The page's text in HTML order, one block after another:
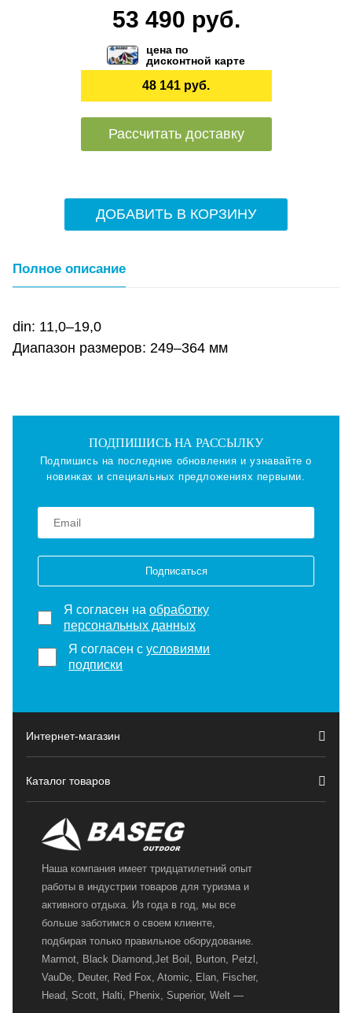
53 490 руб.
цена по
дисконтной карте
48 141 руб.
Рассчитать доставку
ДОБАВИТЬ В КОРЗИНУ
Полное описание
din: 11,0–19,0
Диапазон размеров: 249–364 мм
ПОДПИШИСЬ НА РАССЫЛКУ
Подпишись на последние обновления и узнавайте о
новинках и специальных предложениях первыми.
Подписаться
Я согласен на обработку
персональных данных
Я согласен сусловиями
подписки
Интернет-магазин
Каталог товаров
Наша компания имеет тридцатилетний опыт
работы в индустрии товаров для туризма и
активного отдыха. Из года в год, мы все
больше заботимся о своем клиенте,
подбирая только правильное оборудование.
Marmot, Black Diamond,Jet Boil, Burton, Petzl,
VauDe, Deuter, Red Fox, Atomic, Elan, Fischer,
Head, Scott, Halti, Phenix, Superior, Welt —